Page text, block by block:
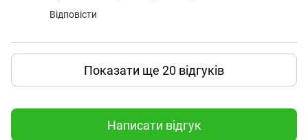
Відповісти
Показати ще 20 відгуків
Написати відгук